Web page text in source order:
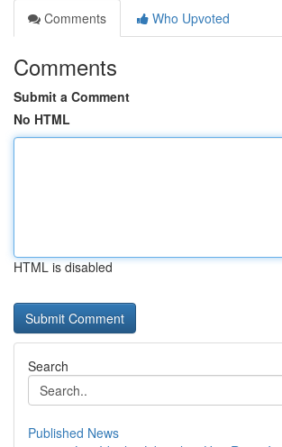
Comments
Who Upvoted
Comments
Submit a Comment
No HTML
HTML is disabled
Search
Published News